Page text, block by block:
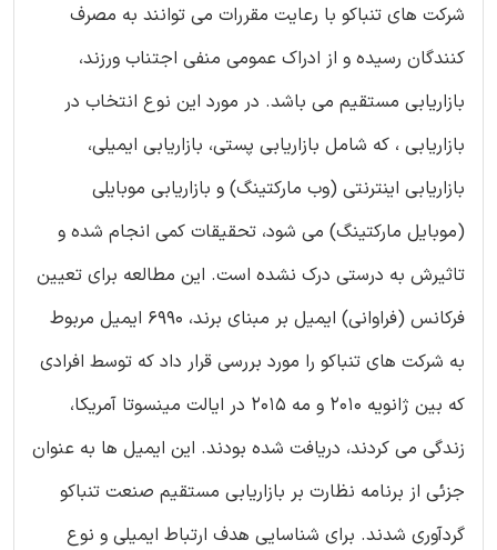
شرکت های تنباکو با رعایت مقررات می توانند به مصرف
کنندگان رسیده و از ادراک عمومی منفی اجتناب ورزند،
بازاریابی مستقیم می باشد. در مورد این نوع انتخاب در
بازاریابی ، که شامل بازاریابی پستی، بازاریابی ایمیلی،
بازاریابی اینترنتی (وب مارکتینگ) و بازاریابی موبایلی
(موبایل مارکتینگ) می شود، تحقیقات کمی انجام شده و
تاثیرش به درستی درک نشده است. این مطالعه برای تعیین
فرکانس (فراوانی) ایمیل بر مبنای برند، 6990 ایمیل مربوط
به شرکت های تنباکو را مورد بررسی قرار داد که توسط افرادی
که بین ژانویه 2010 و مه 2015 در ایالت مینسوتا آمریکا،
زندگی می کردند، دریافت شده بودند. این ایمیل ها به عنوان
جزئی از برنامه نظارت بر بازاریابی مستقیم صنعت تنباکو
گردآوری شدند. برای شناسایی هدف ارتباط ایمیلی و نوع